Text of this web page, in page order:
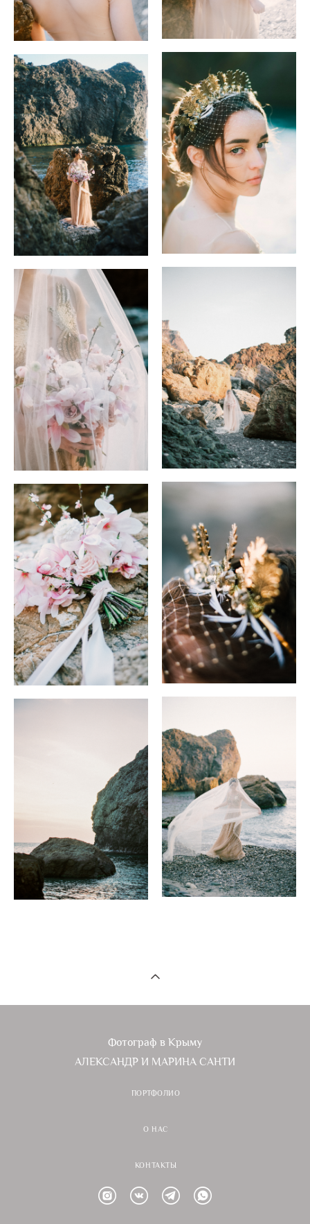
Фотограф в Крыму
АЛЕКСАНДР И МАРИНА САНТИ
ПОРТФОЛИО
О НАС
КОНТАКТЫ